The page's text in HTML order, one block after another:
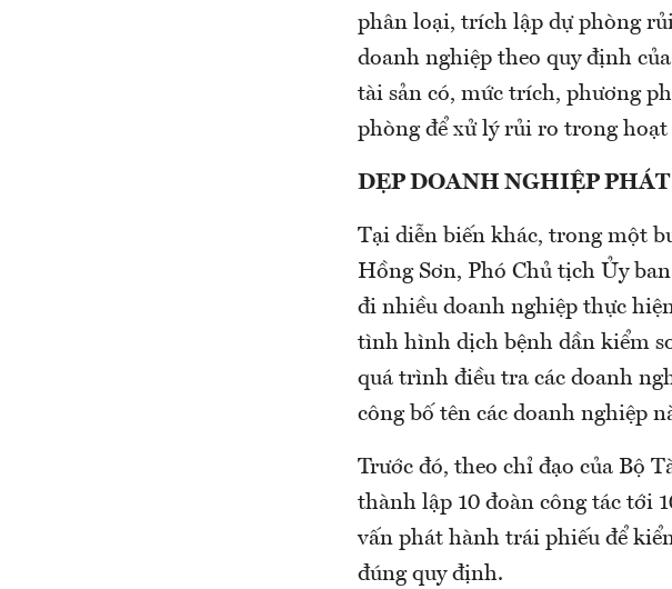
phân loại, trích lập dự phòng
doanh nghiệp theo quy định
tài sản có, mức trích, phương
phòng để xử lý rủi ro trong
DẸP DOANH NGHIỆP
Tại diễn biến khác, trong một
Hồng Sơn, Phó Chủ tịch Ủy
đi nhiều doanh nghiệp thực
tình hình dịch bệnh dần kiểm
quá trình điều tra các doanh
công bố tên các doanh nghiệp
Trước đó, theo chỉ đạo của Bộ
thành lập 10 đoàn công tác tới
vấn phát hành trái phiếu để
đúng quy định.